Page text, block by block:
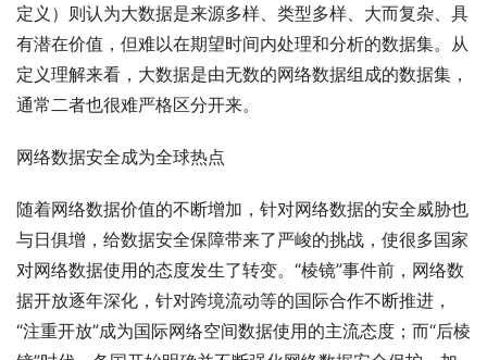
定义）则认为大数据是来源多样、类型多样、大而复杂、具
有潜在价值，但难以在期望时间内处理和分析的数据集。从
定义理解来看，大数据是由无数的网络数据组成的数据集，
通常二者也很难严格区分开来。
网络数据安全成为全球热点
随着网络数据价值的不断增加，针对网络数据的安全威胁也
与日俱增，给数据安全保障带来了严峻的挑战，使很多国家
对网络数据使用的态度发生了转变。“棱镜”事件前，网络数
据开放逐年深化，针对跨境流动等的国际合作不断推进，
“注重开放”成为国际网络空间数据使用的主流态度；而“后棱